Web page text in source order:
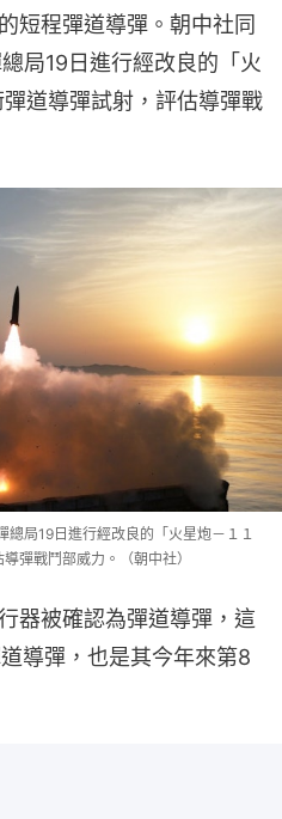
短程彈道導彈。朝中社同
局19日進行經改良的「火
道導彈試射，評估導彈戰
局19日進行經改良的「火星炮－１１
彈戰鬥部威力。（朝中社）
器被確認為彈道導彈，這
導彈，也是其今年來第8